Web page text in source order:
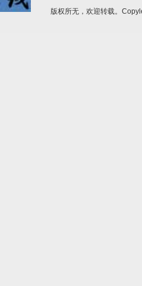
版权所无，欢迎转载。